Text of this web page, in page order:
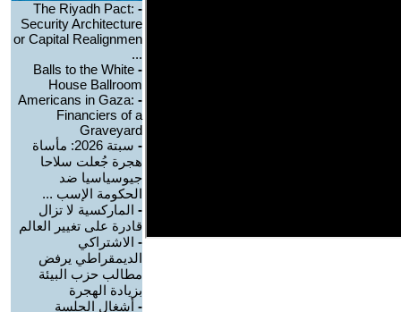
-
The Riyadh Pact:
Security Architecture
or Capital Realignmen
...
-
Balls to the White
House Ballroom
-
Americans in Gaza:
Financiers of a
Graveyard
-
سبتة 2026: مأساة
هجرة جُعلت سلاحا
جيوسياسيا ضد
الحكومة الإسب ...
- الماركسية لا تزال
قادرة على تغيير العالم
- الاشتراكي
الديمقراطي يرفض
مطالب حزب البيئة
بزيادة الهجرة
- أشغال الجلسة